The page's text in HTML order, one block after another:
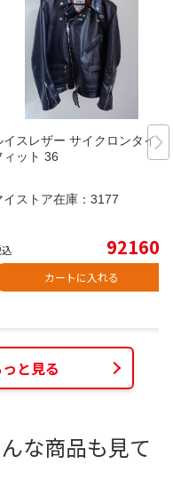
イスレザー サイクロンタイト
ィット 36
イストア在庫： 3177
92160
カートに入れる
と見る
な商品も見て